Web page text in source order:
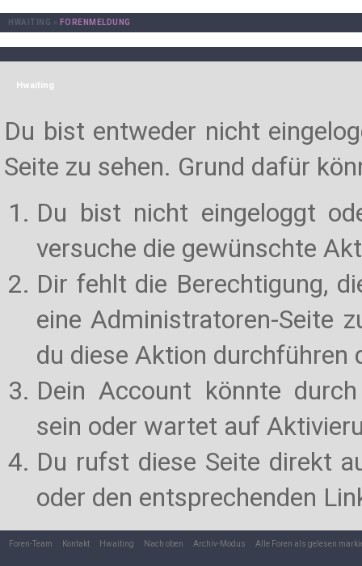
HWAITING » FORENMELDUNG
Hwaiting
Du bist entweder nicht
Seite zu sehen. Grund dafür
Du bist nicht eingeloggt
versuche die gewünschte
Dir fehlt die Berechtigung,
eine Administratoren-Seite
du diese Aktion durchführen
Dein Account könnte
sein oder wartet auf
Du rufst diese Seite direkt
oder den entsprechenden
Foren-Team Kontakt Hwaiting Nach oben Archiv-Modus Alle Foren als gelesen